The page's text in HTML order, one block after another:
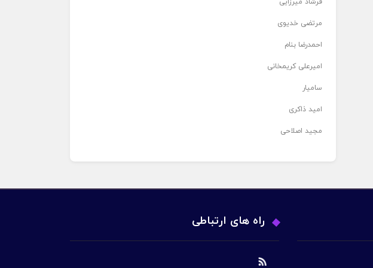
مرتضی خدیوی
احمدرضا بنام
امیرعلی کریمخانی
سامیار
امید ذاکری
مجید اصلاحی
راه های ارتباطی